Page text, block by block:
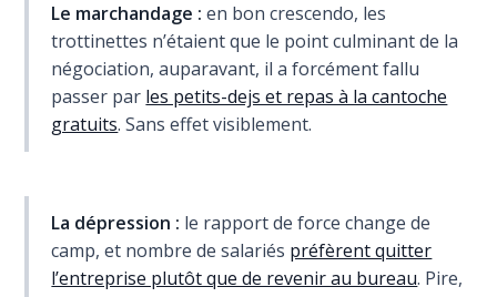
Le marchandage : en bon crescendo, les
trottinettes n’étaient que le point culminant de la
négociation, auparavant, il a forcément fallu
passer par les petits-dejs et repas à la cantoche
gratuits. Sans effet visiblement.
La dépression : le rapport de force change de
camp, et nombre de salariés préfèrent quitter
l’entreprise plutôt que de revenir au bureau. Pire,